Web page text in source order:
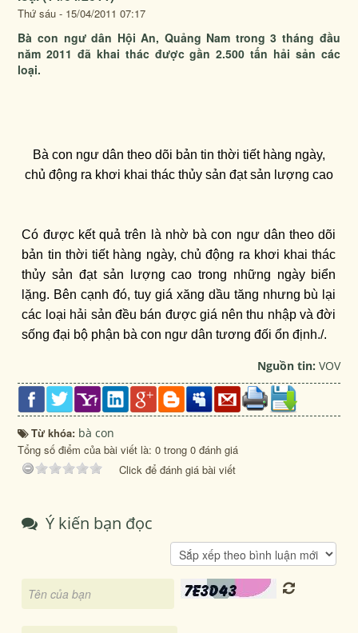
Thứ sáu - 15/04/2011 07:17
Bà con ngư dân Hội An, Quảng Nam trong 3 tháng đầu
năm 2011 đã khai thác được gần 2.500 tấn hải sản các
loại.
Bà con ngư dân theo dõi bản tin thời tiết hàng ngày,
chủ động ra khơi khai thác thủy sản đạt sản lượng cao
Có được kết quả trên là nhờ bà con ngư dân theo dõi
bản tin thời tiết hàng ngày, chủ động ra khơi khai thác
thủy sản đạt sản lượng cao trong những ngày biển
lặng. Bên cạnh đó, tuy giá xăng dầu tăng nhưng bù lại
các loại hải sản đều bán được giá nên thu nhập và đời
sống đại bộ phận bà con ngư dân tương đối ổn định./.
Nguồn tin: VOV
Từ khóa: bà con
Tổng số điểm của bài viết là: 0 trong 0 đánh giá
Click để đánh giá bài viết
Ý kiến bạn đọc